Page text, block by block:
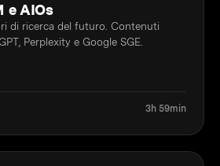
e AIOs
di ricerca del futuro. Contenuti
Perplexity e Google SGE.
3h 59min